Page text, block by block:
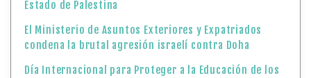
Estado de Palestina
El Ministerio de Asuntos Exteriores y Expatriados
condena la brutal agresión israelí contra Doha
Día Internacional para Proteger a la Educación de los